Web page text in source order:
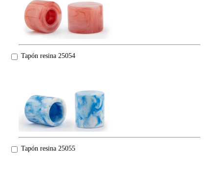
Tapón resina 25054
Tapón resina 25055